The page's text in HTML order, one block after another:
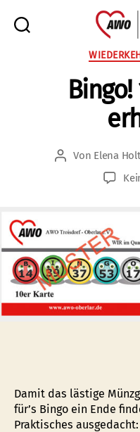
Beitragsautor
Von Elena
Damit das lästige
für’s Bingo ein Ende
Praktisches